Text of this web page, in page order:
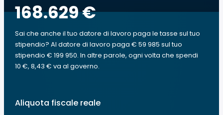
168.629 €
Sai che anche il tuo datore di lavoro paga le tasse sul tuo
stipendio? Al datore di lavoro paga € 59 985 sul tuo
stipendio € 199 950. In altre parole, ogni volta che spendi
10 €, 8,43 € va al governo.
Aliquota fiscale reale